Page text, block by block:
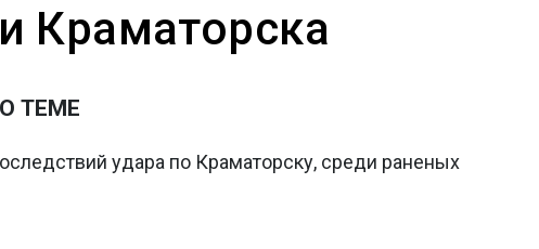
Краматорска
ТЕМЕ
удара по Краматорску, среди раненых